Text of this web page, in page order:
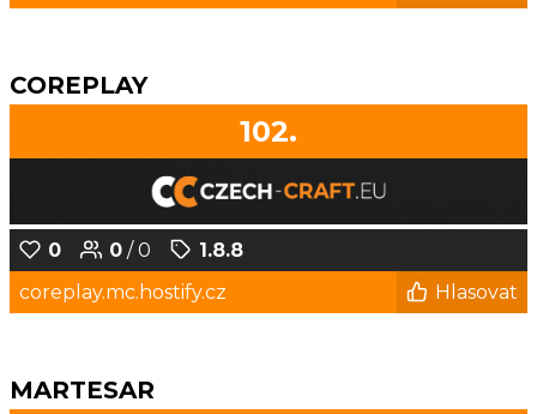
COREPLAY
102.
0 0 / 0
1.8.8
coreplay.mc.hostify.cz
Hlasovat
MARTESAR